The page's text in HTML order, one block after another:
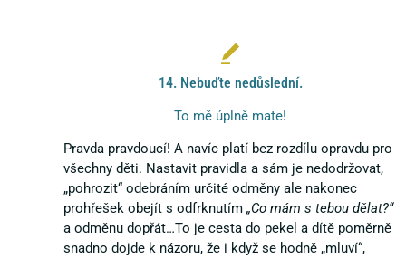
14. Nebuďte nedůslední.
To mě úplně mate!
Pravda pravdoucí! A navíc platí bez rozdílu opravdu pro
všechny děti. Nastavit pravidla a sám je nedodržovat,
„pohrozit“ odebráním určité odměny ale nakonec
prohřešek obejít s odfrknutím „Co mám s tebou dělat?“
a odměnu dopřát…To je cesta do pekel a dítě poměrně
snadno dojde k názoru, že i když se hodně „mluví“,